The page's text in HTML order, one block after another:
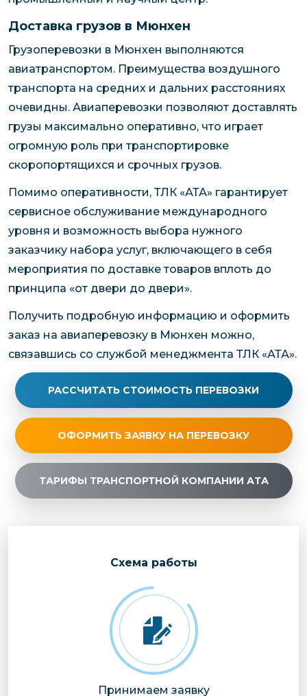
Доставка грузов в Мюнхен
Грузоперевозки в Мюнхен выполняются
авиатранспортом. Преимущества воздушного
транспорта на средних и дальних расстояниях
очевидны. Авиаперевозки позволяют доставлять
грузы максимально оперативно, что играет
огромную роль при транспортировке
скоропортящихся и срочных грузов.
Помимо оперативности, ТЛК «АТА» гарантирует
сервисное обслуживание международного
уровня и возможность выбора нужного
заказчику набора услуг, включающего в себя
мероприятия по доставке товаров вплоть до
принципа «от двери до двери».
Получить подробную информацию и оформить
заказ на авиаперевозку в Мюнхен можно,
связавшись со службой менеджмента ТЛК «АТА».
РАССЧИТАТЬ СТОИМОСТЬ ПЕРЕВОЗКИ
ОФОРМИТЬ ЗАЯВКУ НА ПЕРЕВОЗКУ
ТАРИФЫ ТРАНСПОРТНОЙ КОМПАНИИ АТА
Cхема работы
Принимаем заявку